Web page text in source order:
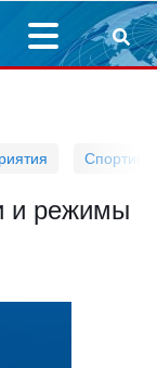
и режимы